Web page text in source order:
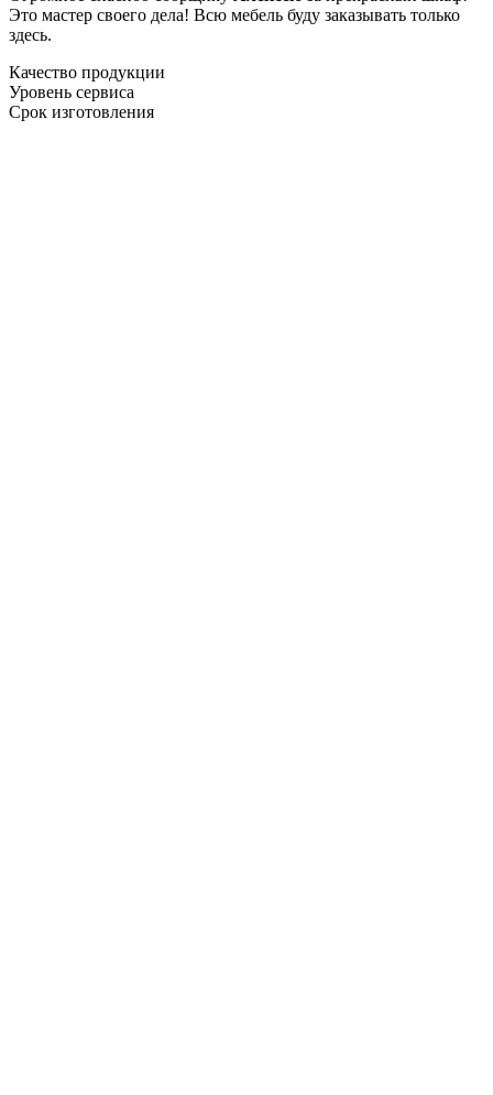
Это мастер своего дела! Всю мебель буду заказывать только
здесь.
Качество продукции
Уровень сервиса
Срок изготовления